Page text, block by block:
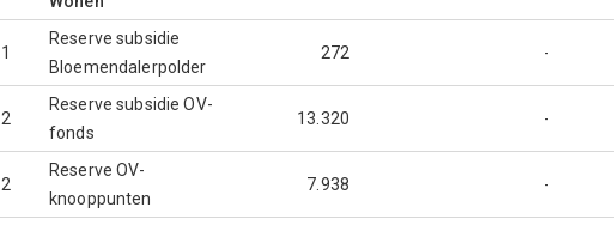
Reserve subsidie
Bloemendalerpolder
272 -
Reserve subsidie OV-
fonds
13.320 -
Reserve OV-
knooppunten
7.938 -